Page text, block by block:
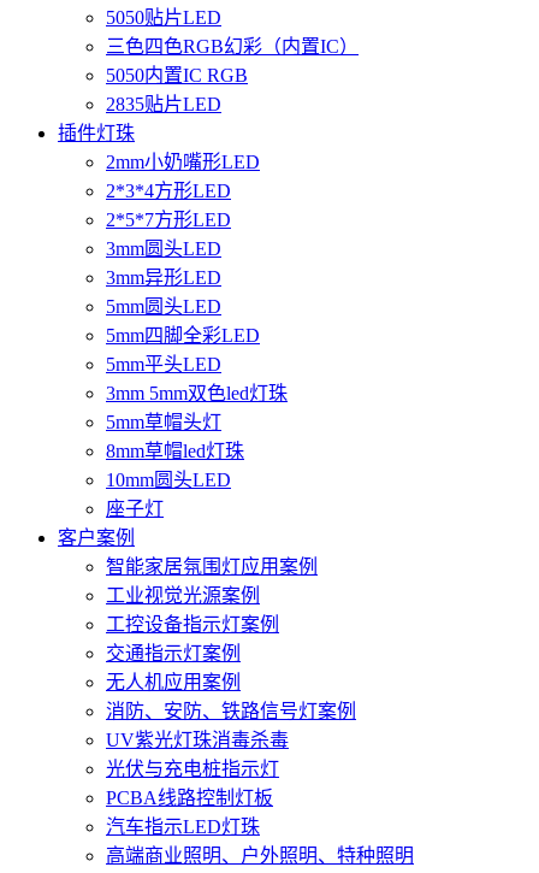
5050贴片LED
三色四色RGB幻彩（内置IC）
5050内置IC RGB
2835贴片LED
插件灯珠
2mm小奶嘴形LED
2*3*4方形LED
2*5*7方形LED
3mm圆头LED
3mm异形LED
5mm圆头LED
5mm四脚全彩LED
5mm平头LED
3mm 5mm双色led灯珠
5mm草帽头灯
8mm草帽led灯珠
10mm圆头LED
座子灯
客户案例
智能家居氛围灯应用案例
工业视觉光源案例
工控设备指示灯案例
交通指示灯案例
无人机应用案例
消防、安防、铁路信号灯案例
UV紫光灯珠消毒杀毒
光伏与充电桩指示灯
PCBA线路控制灯板
汽车指示LED灯珠
高端商业照明、户外照明、特种照明